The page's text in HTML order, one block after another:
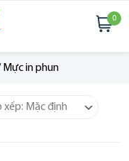
0
Mực in phun